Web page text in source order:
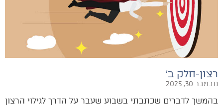
רצון-חלק ב׳
נובמבר 30, 2025